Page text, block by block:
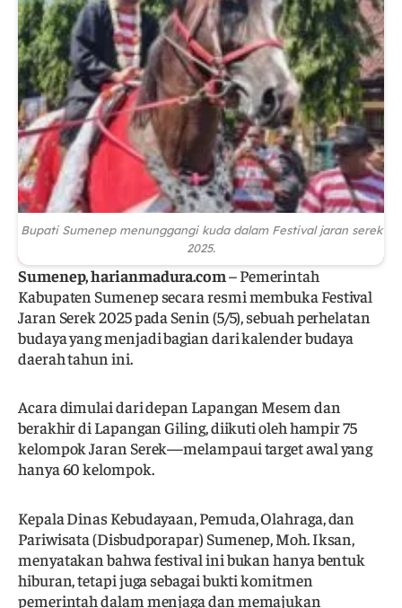
Bupati Sumenep menunggangi kuda dalam Festival jaran serek
2025.
Sumenep, harianmadura.com– Pemerintah
Kabupaten Sumenep secara resmi membuka Festival
Jaran Serek 2025 pada Senin (5/5), sebuah perhelatan
budaya yang menjadi bagian dari kalender budaya
daerah tahun ini.
Acara dimulai dari depan Lapangan Mesem dan
berakhir di Lapangan Giling, diikuti oleh hampir 75
kelompok Jaran Serek—melampaui target awal yang
hanya 60 kelompok.
Kepala Dinas Kebudayaan, Pemuda, Olahraga, dan
Pariwisata (Disbudporapar) Sumenep, Moh. Iksan,
menyatakan bahwa festival ini bukan hanya bentuk
hiburan, tetapi juga sebagai bukti komitmen
pemerintah dalam menjaga dan memajukan